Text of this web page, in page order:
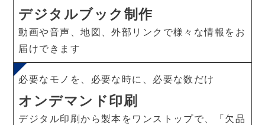
デジタルブック制作
動画や音声、地図、外部リンクで様々な情報をお
届けできます
必要なモノを、必要な時に、必要な数だけ
オンデマンド印刷
デジタル印刷から製本をワンストップで、「欠品